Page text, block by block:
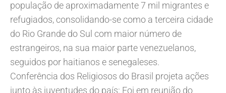
população de aproximadamente 7 mil migrantes e
refugiados, consolidando-se como a terceira cidade
do Rio Grande do Sul com maior número de
estrangeiros, na sua maior parte venezuelanos,
seguidos por haitianos e senegaleses.
Conferência dos Religiosos do Brasil projeta ações
junto às juventudes do país: Foi em reunião do